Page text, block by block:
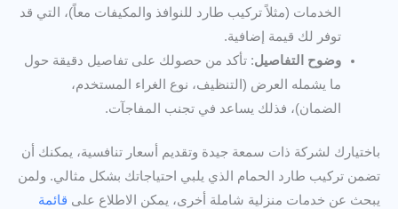
الخدمات (مثلاً تركيب طارد للنوافذ والمكيفات معاً)، التي قد
توفر لك قيمة إضافية.
وضوح التفاصيل: تأكد من حصولك على تفاصيل دقيقة حول
ما يشمله العرض (التنظيف، نوع الغراء المستخدم،
الضمان)، فذلك يساعد في تجنب المفاجآت.
باختيارك لشركة ذات سمعة جيدة وتقديم أسعار تنافسية، يمكنك أن
تضمن تركيب طارد الحمام الذي يلبي احتياجاتك بشكل مثالي. ولمن
يبحث عن خدمات منزلية شاملة أخرى، يمكن الاطلاع على قائمة